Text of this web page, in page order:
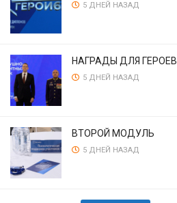
5 ДНЕЙ НАЗАД
НАГРАДЫ ДЛЯ ГЕРОЕВ
5 ДНЕЙ НАЗАД
ВТОРОЙ МОДУЛЬ
5 ДНЕЙ НАЗАД